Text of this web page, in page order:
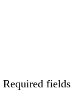
Required fields